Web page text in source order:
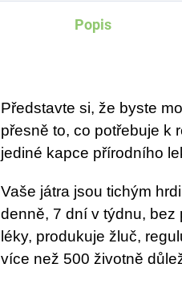
Popis
Představte si, že byste
přesně to, co potřebuje k
jediné kapce přírodního
Vaše játra jsou tichým
denně, 7 dní v týdnu, bez
léky, produkuje žluč,
více než 500 životně